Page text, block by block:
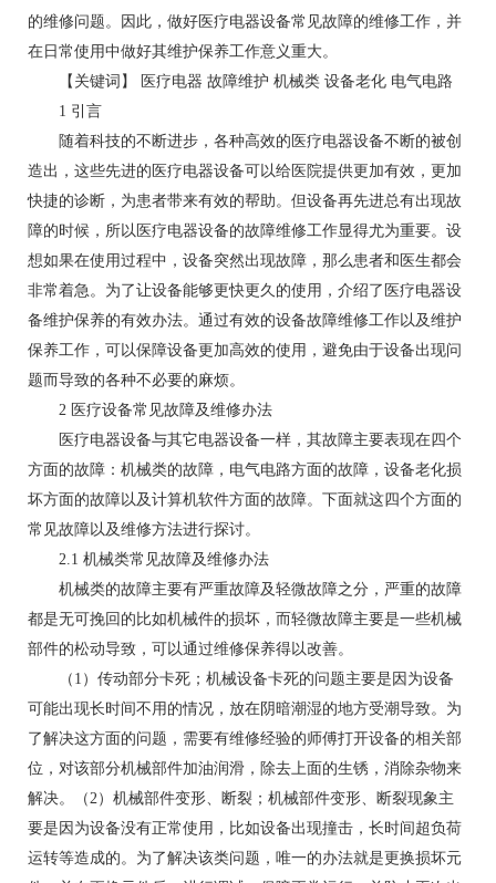
的维修问题。因此，做好医疗电器设备常见故障的维修工作，并
在日常使用中做好其维护保养工作意义重大。
【关键词】 医疗电器 故障维护 机械类 设备老化 电气电路
1 引言
随着科技的不断进步，各种高效的医疗电器设备不断的被创
造出，这些先进的医疗电器设备可以给医院提供更加有效，更加
快捷的诊断，为患者带来有效的帮助。但设备再先进总有出现故
障的时候，所以医疗电器设备的故障维修工作显得尤为重要。设
想如果在使用过程中，设备突然出现故障，那么患者和医生都会
非常着急。为了让设备能够更快更久的使用，介绍了医疗电器设
备维护保养的有效办法。通过有效的设备故障维修工作以及维护
保养工作，可以保障设备更加高效的使用，避免由于设备出现问
题而导致的各种不必要的麻烦。
2 医疗设备常见故障及维修办法
医疗电器设备与其它电器设备一样，其故障主要表现在四个
方面的故障：机械类的故障，电气电路方面的故障，设备老化损
坏方面的故障以及计算机软件方面的故障。下面就这四个方面的
常见故障以及维修方法进行探讨。
2.1 机械类常见故障及维修办法
机械类的故障主要有严重故障及轻微故障之分，严重的故障
都是无可挽回的比如机械件的损坏，而轻微故障主要是一些机械
部件的松动导致，可以通过维修保养得以改善。
（1）传动部分卡死；机械设备卡死的问题主要是因为设备
可能出现长时间不用的情况，放在阴暗潮湿的地方受潮导致。为
了解决这方面的问题，需要有维修经验的师傅打开设备的相关部
位，对该部分机械部件加油润滑，除去上面的生锈，消除杂物来
解决。（2）机械部件变形、断裂；机械部件变形、断裂现象主
要是因为设备没有正常使用，比如设备出现撞击，长时间超负荷
运转等造成的。为了解决该类问题，唯一的办法就是更换损坏元